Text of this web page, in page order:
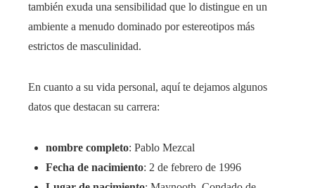
también exuda una sensibilidad que lo distingue en un
ambiente a menudo dominado por estereotipos más
estrictos de masculinidad.
En cuanto a su vida personal, aquí te dejamos algunos
datos que destacan su carrera:
nombre completo: Pablo Mezcal
Fecha de nacimiento: 2 de febrero de 1996